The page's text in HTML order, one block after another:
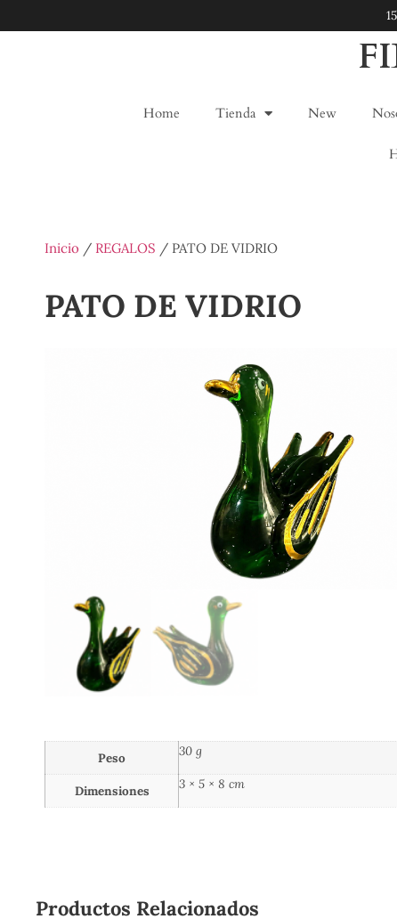
Home Tienda New
Inicio / REGALOS / PATO DE VIDRIO
PATO DE VIDRIO
Peso 30 g
Dimensiones 3 × 5 × 8 cm
Productos Relacionados